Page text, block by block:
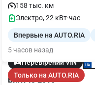
158 тыс. км
Электро, 22 кВт·час
Впервые на AUTO.RIA
5 часов назад
Перевірений VIN
Только на AUTO.RIA
BMW I3 2016